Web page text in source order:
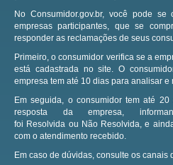
No Consumidor.gov.br, você pode
empresas participantes, que se
responder as reclamações de seus
Primeiro, o consumidor verifica se a
está cadastrada no site.O
empresa tem até 10 dias para analisar e
Em seguida, o consumidor tem até
resposta da empresa,
foi Resolvida ou Não Resolvida, e
com o atendimento recebido.
Em caso de dúvidas, consulte os